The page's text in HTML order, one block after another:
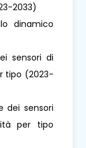
2033)
dinamico
sensori di
tipo (2023-
dei sensori
per tipo